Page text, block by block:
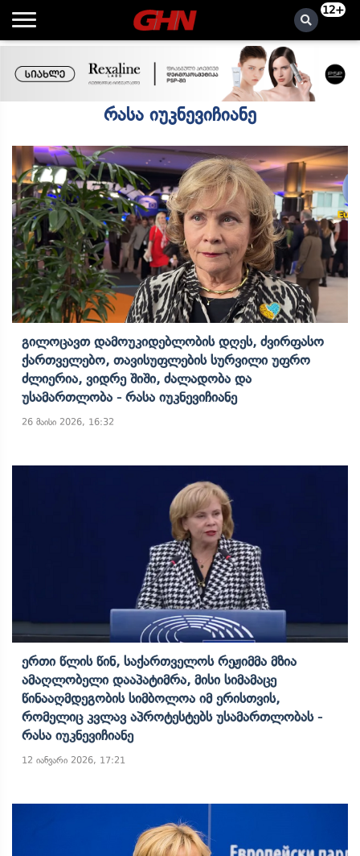
12+
რასა იუკნევიჩიანე
Გილოცავთ Დამოუკიდებლობის Დღეს, Ძვირფასო
Ქართველებო, Თავისუფლების Სურვილი Უფრო
Ძლიერია, Ვიდრე Შიში, Ძალადობა Და
Უსამართლობა - Რასა Იუკნევიჩიანე
26 მაისი 2026, 16:32
Ერთი Წლის Წინ, Საქართველოს Რეჟიმმა Მზია
Ამაღლობელი Დააპატიმრა, Მისი Სიმამაცე
Წინააღმდეგობის Სიმბოლოა Იმ Ერისთვის,
Რომელიც Კვლავ Აპროტესტებს Უსამართლობას -
Რასა Იუკნევიჩიანე
12 იანვარი 2026, 17:21